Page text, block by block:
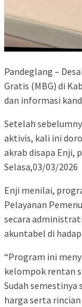
Pandeglang –
Gratis (MBG) di
dan informasi
Setelah
aktivis, kali ini
akrab disapa Enji,
Selasa,03/03/2026
Enji menilai,
Pelayanan
secara
akuntabel di
“Program ini
kelompok rentan
Sudah
harga serta